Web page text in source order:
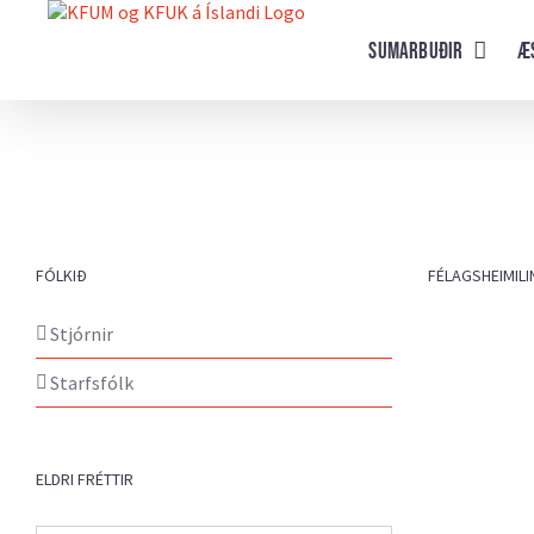
Sumarbuðir
FÓLKIÐ
Stjórnir
Starfsfólk
ELDRI FRÉTTIR